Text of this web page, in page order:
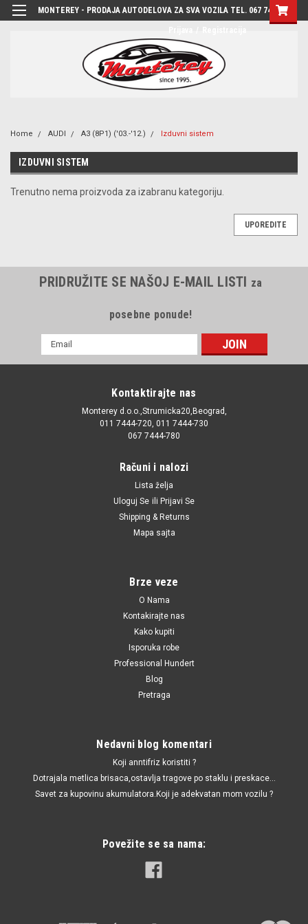
MONTEREY - PRODAJA AUTODELOVA ZA SVA VOZILA TEL. 067 7444-780
Home AUDI A3 (8P1) ('03.-'12.) Izduvni sistem
IZDUVNI SISTEM
Trenutno nema proizvoda za izabranu kategoriju.
UPOREDITE
PRIDRUŽITE SE NAŠOJ E-MAIL LISTI za
posebne ponude!
mail
Kontaktirajte nas
Monterey d.o.o.,Strumicka20,Beograd,
011 7444-720, 011 7444-730
067 7444-780
Računi i nalozi
Lista želja
Uloguj Se ili Prijavi Se
Shipping & Returns
Mapa sajta
Brze veze
O Nama
Kontakirajte nas
Kako kupiti
Isporuka robe
Professional Hundert
Blog
Pretraga
Nedavni blog komentari
Koji anntifriz koristiti ?
Dotrajala metlica brisaca,ostavlja tragove po staklu i preskace...
Savet za kupovinu akumulatora.Koji je adekvatan mom vozilu ?
Povežite se sa nama: